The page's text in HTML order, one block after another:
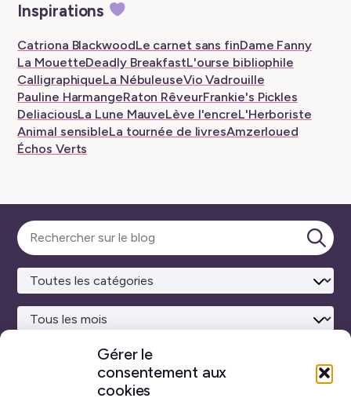
Gérer le
consentement aux
cookies
tabtab New
tab
tab
Inspirations
Catriona BlackwoodLe carnet sans finDame Fanny
La MouetteDeadly BreakfastL'ourse bibliophile
CalligraphiqueLa NébuleuseVio Vadrouille
Pauline HarmangeRaton RêveurFrankie's Pickles
DeliaciousLa Lune MauveLève l'encreL'Herboriste
Animal sensibleLa tournée de livresAmzerloued
Échos Verts
Sélectionner une catégorie
réalisé avecWordPress ♥et beaucoup de café.